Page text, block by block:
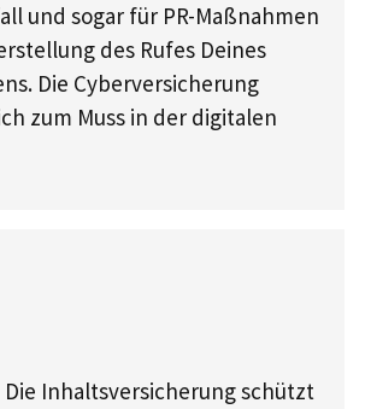
und sogar für PR-Maßnahmen
des Rufes Deines
Die Cyberversicherung
zum Muss in der digitalen
Die Inhaltsversicherung schützt